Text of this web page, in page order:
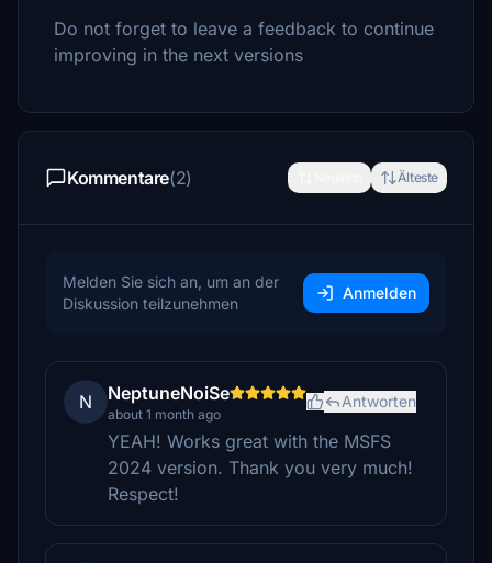
Do not forget to leave a feedback to continue
improving in the next versions
Kommentare(2) Älteste
Melden Sie sich an, um an der
Diskussion teilzunehmen
Anmelden
N NeptuneNoiSe
about 1 month ago
Antworten
YEAH! Works great with the MSFS
2024 version. Thank you very much!
Respect!